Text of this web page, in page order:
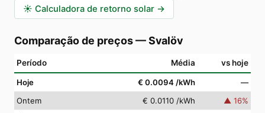
☀️ Calculadora de retorno solar →
Comparação de preços—Svalöv
Período Média vs hoje
Hoje € 0.0094 /kWh
—
Ontem
€ 0.0110 /kWh ▲ 16%